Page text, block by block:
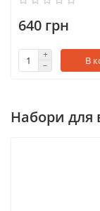
640 грн
В
Набори для